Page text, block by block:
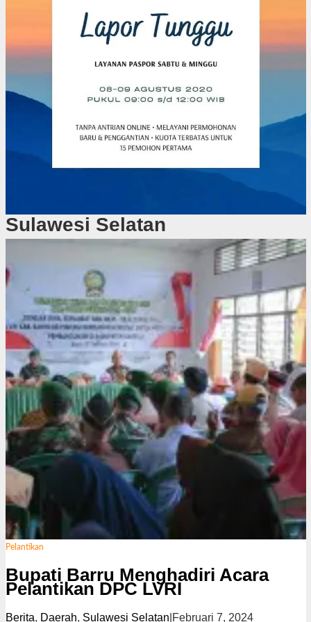
Sulawesi Selatan
Pelantikan
Bupati Barru Menghadiri Acara
Pelantikan DPC LVRI
Berita, Daerah, Sulawesi Selatan Februari 7, 2024o